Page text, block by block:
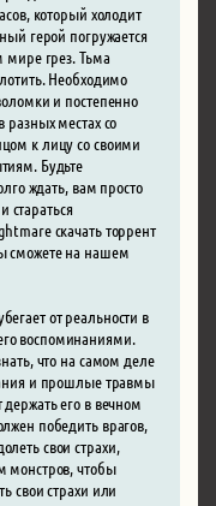
который холодит
герой погружается
мире грез. Тьма
Необходимо
и постепенно
разных местах со
к лицу со своими
Будьте
ждать, вам просто
скачать торрент
сможете на нашем
от реальности в
воспоминаниями.
что на самом деле
и прошлые травмы
его в вечном
победить врагов,
свои страхи,
монстров, чтобы
свои страхи или